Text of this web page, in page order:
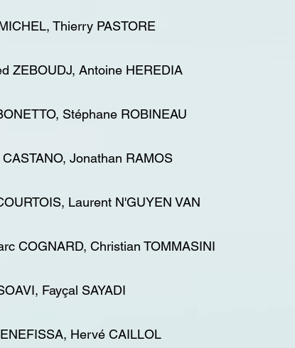
Thierry PASTORE
ZEBOUDJ, Antoine HEREDIA
Stéphane ROBINEAU
Jonathan RAMOS
Laurent N'GUYEN VAN
COGNARD, Christian TOMMASINI
Fayçal SAYADI
Hervé CAILLOL